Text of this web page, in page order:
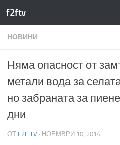
Към съдържанието
f2ftv
НОВИНИ
Няма опасност от
метали вода за
но забраната за
дни
ОТ F2F TV · НОЕМВРИ 10, 2014